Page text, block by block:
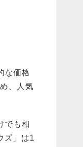
な価格
、人気
でも相
ズ」は1